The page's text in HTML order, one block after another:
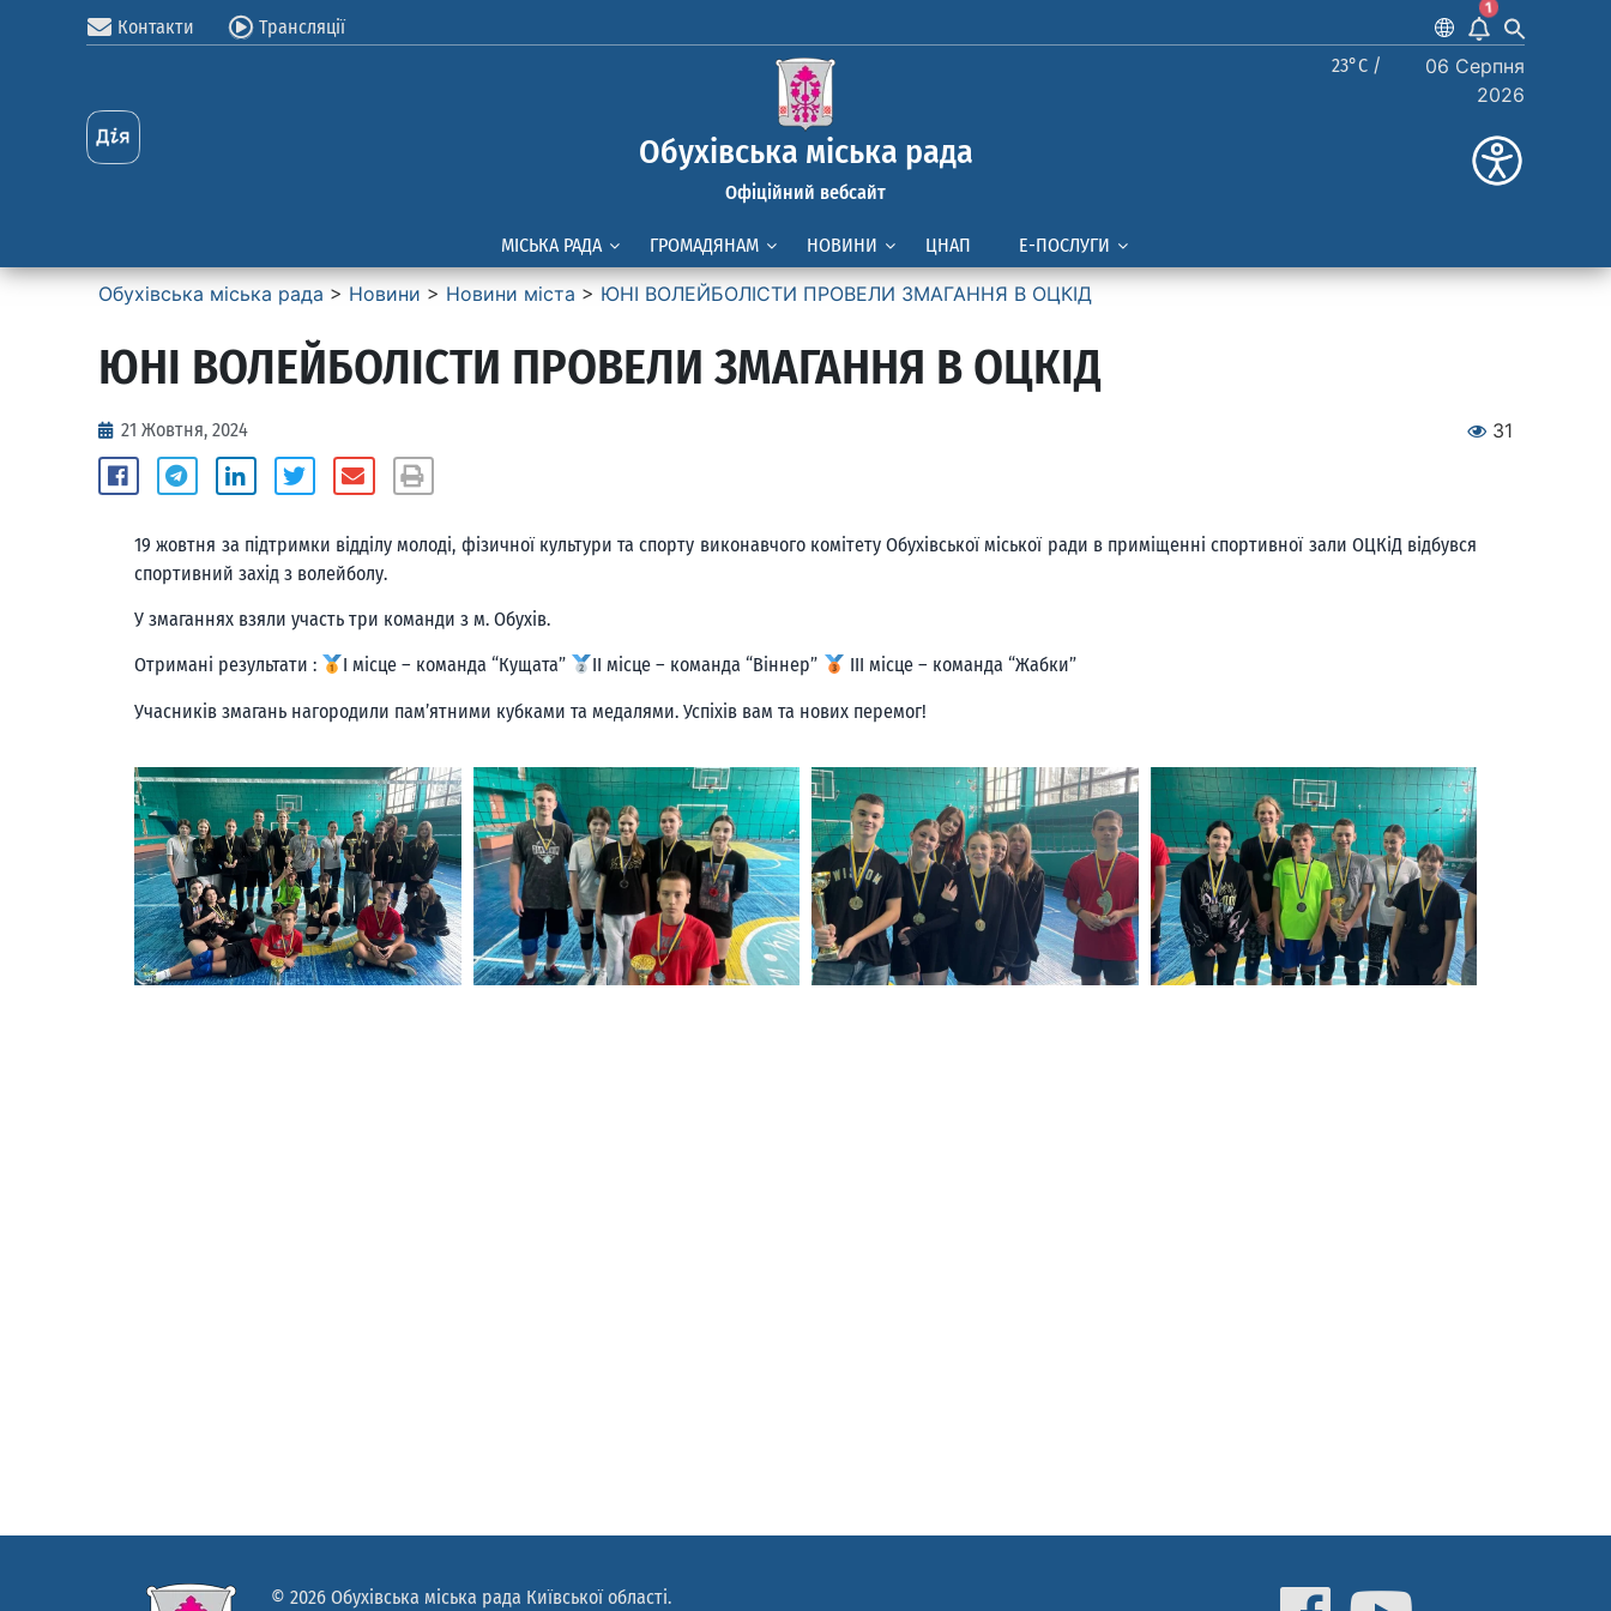
Контакти Трансляції
1
Обухівська міська рада
Офіційний вебсайт
23°C /
06 Серпня
2026
МІСЬКА РАДА ГРОМАДЯНАМ НОВИНИ ЦНАП Е-ПОСЛУГИ
Обухівська міська рада > Новини > Новини міста > ЮНІ ВОЛЕЙБОЛІСТИ ПРОВЕЛИ ЗМАГАННЯ В ОЦКІД
ЮНІ ВОЛЕЙБОЛІСТИ ПРОВЕЛИ ЗМАГАННЯ В ОЦКІД
21 Жовтня, 2024 31
19 жовтня за підтримки відділу молоді, фізичної культури та спорту виконавчого комітету Обухівської міської ради в приміщенні спортивної зали ОЦКіД відбувся
спортивний захід з волейболу.
У змаганнях взяли участь три команди з м. Обухів.
Отримані результати : І місце – команда “Кущата” ІІ місце – команда “Віннер” ІІІ місце – команда “Жабки”
Учасників змагань нагородили пам’ятними кубками та медалями. Успіхів вам та нових перемог!
© 2026 Обухівська міська рада Київської області.